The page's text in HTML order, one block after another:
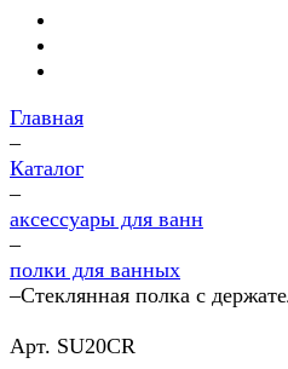
Главная
–
Каталог
–
аксессуары для ванн
–
полки для ванных
–Стеклянная полка с
Арт. SU20CR